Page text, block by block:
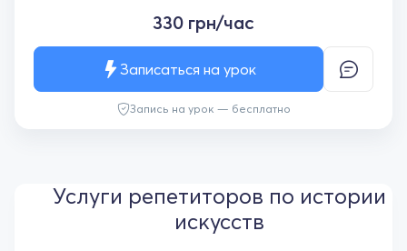
330 грн/час
Запись на урок — бесплатно
Записаться на урок
Услуги репетиторов по истории
искусств